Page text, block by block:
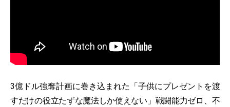
3億ドル強奪計画に巻き込まれた「子供にプレゼントを渡
すだけの役立たずな魔法しか使えない」戦闘能力ゼロ、不